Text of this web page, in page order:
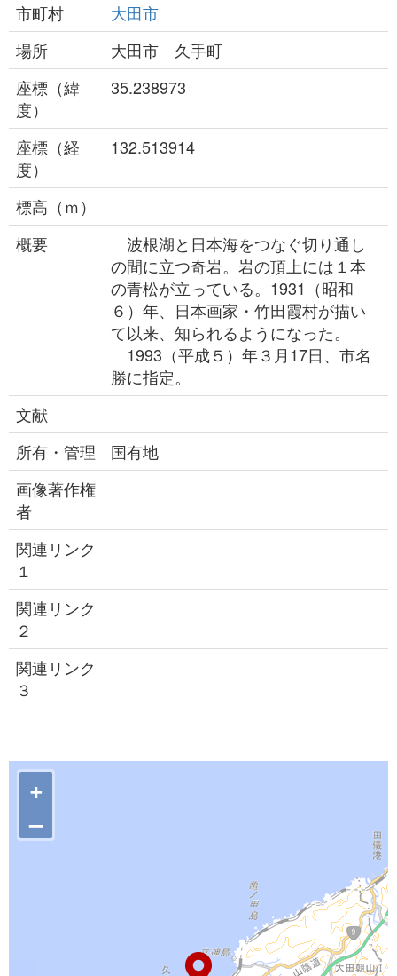
市町村
大田市
場所
大田市 久手町
座標（緯
度）
35.238973
座標（経
度）
132.513914
標高（ｍ）
概要
波根湖と日本海をつなぐ切り通し
の間に立つ奇岩。岩の頂上には１本
の青松が立っている。1931（昭和
６）年、日本画家・竹田霞村が描い
て以来、知られるようになった。
1993（平成５）年３月17日、市名
勝に指定。
文献
所有・管理
国有地
画像著作権
者
関連リンク
１
関連リンク
２
関連リンク
３
+
–